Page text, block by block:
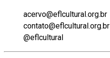
acervo@eflcultural.org.br
contato@eflcultural.org.br
@eflcultural